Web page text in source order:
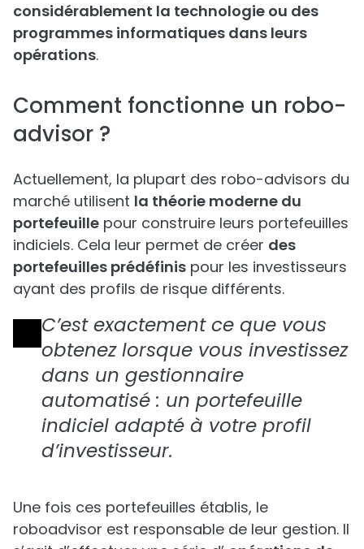
considérablement la technologie ou des
programmes informatiques dans leurs
opérations.
Comment fonctionne un robo-
advisor ?
Actuellement, la plupart des robo-advisors du
marché utilisent la théorie moderne du
portefeuille pour construire leurs portefeuilles
indiciels. Cela leur permet de créer des
portefeuilles prédéfinis pour les investisseurs
ayant des profils de risque différents.
C’est exactement ce que vous
obtenez lorsque vous investissez
dans un gestionnaire
automatisé : un portefeuille
indiciel adapté à votre profil
d’investisseur.
Une fois ces portefeuilles établis, le
roboadvisor est responsable de leur gestion. Il